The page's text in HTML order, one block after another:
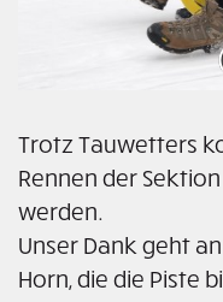
Trotz Tauwetters
Rennen der
werden.
Unser Dank geht
Horn, die die Piste